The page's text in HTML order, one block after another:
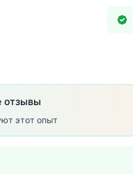
отзывы
этот опыт